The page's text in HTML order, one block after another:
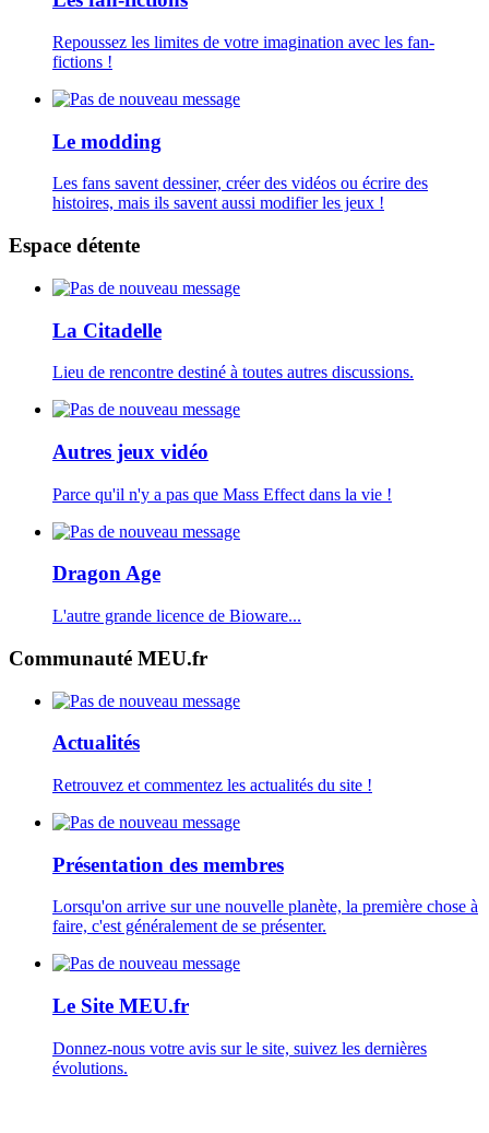
Repoussez les limites de votre imagination avec les fan-
fictions !
Le modding
Les fans savent dessiner, créer des vidéos ou écrire des
histoires, mais ils savent aussi modifier les jeux !
Espace détente
La Citadelle
Lieu de rencontre destiné à toutes autres discussions.
Autres jeux vidéo
Parce qu'il n'y a pas que Mass Effect dans la vie !
Dragon Age
L'autre grande licence de Bioware...
Communauté MEU.fr
Actualités
Retrouvez et commentez les actualités du site !
Présentation des membres
Lorsqu'on arrive sur une nouvelle planète, la première chose à
faire, c'est généralement de se présenter.
Le Site MEU.fr
Donnez-nous votre avis sur le site, suivez les dernières
évolutions.